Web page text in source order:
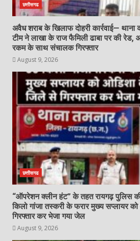
छत्तीसगढ
अवैध शराब के खिलाफ दोहरी कार्रवाई— थाना
टीम ने लाखा के राज फैमिली ढाबा पर की रेड,
रकम के साथ संचालक गिरफ्तार
August 9, 2026
छत्तीसगढ
“ऑपरेशन क्लीन हंट” के तहत रायगढ़ पुलिस
किलो गांजा तस्करी के फरार मुख्य सप्लायर
गिरफ्तार कर भेजा गया जेल
August 9, 2026